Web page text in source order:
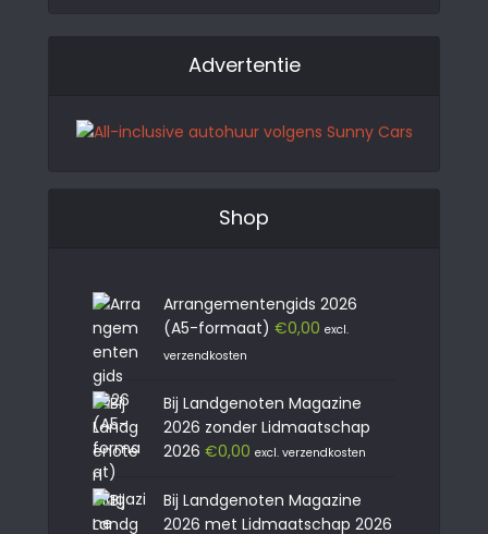
Advertentie
Shop
Arrangementengids 2026
(A5-formaat) €0,00 excl.
verzendkosten
Bij Landgenoten Magazine
2026 zonder Lidmaatschap
2026 €0,00 excl. verzendkosten
Bij Landgenoten Magazine
2026 met Lidmaatschap 2026